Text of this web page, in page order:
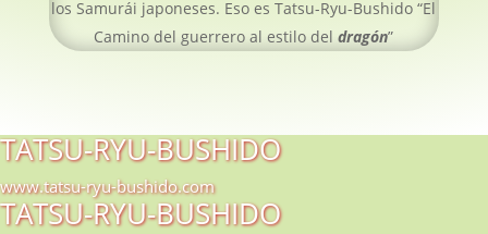
los Samurái japoneses. Eso es Tatsu-Ryu-Bushido “El
Camino del guerrero al estilo deldragón”
TATSU-RYU-BUSHIDO
www.tatsu-ryu-bushido.com
TATSU-RYU-BUSHIDO